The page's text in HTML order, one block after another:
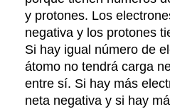
y protones. Los
negativa y los protones
Si hay igual número de
átomo no tendrá carga
entre sí. Si hay más
neta negativa y si hay